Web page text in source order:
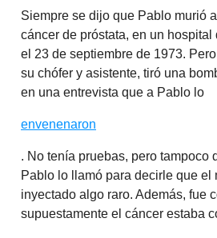
Siempre se dijo que Pablo murió
cáncer de próstata, en un
el 23 de septiembre de 1973.
su chófer y asistente, tiró una
en una entrevista que a Pablo lo
envenenaron
. No tenía pruebas, pero tampoco
Pablo lo llamó para decirle que el
inyectado algo raro. Además, fue
supuestamente el cáncer estaba